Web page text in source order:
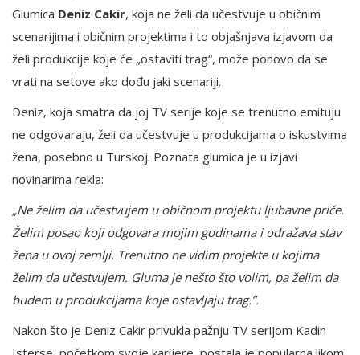
Glumica Deniz Cakir, koja ne želi da učestvuje u običnim
scenarijima i običnim projektima i to objašnjava izjavom da
želi produkcije koje će „ostaviti trag“, može ponovo da se
vrati na setove ako dođu jaki scenariji.
Deniz, koja smatra da joj TV serije koje se trenutno emituju
ne odgovaraju, želi da učestvuje u produkcijama o iskustvima
žena, posebno u Turskoj. Poznata glumica je u izjavi
novinarima rekla:
„Ne želim da učestvujem u običnom projektu ljubavne priče.
Želim posao koji odgovara mojim godinama i odražava stav
žena u ovoj zemlji. Trenutno ne vidim projekte u kojima
želim da učestvujem. Gluma je nešto što volim, pa želim da
budem u produkcijama koje ostavljaju trag.”.
Nakon što je Deniz Cakir privukla pažnju TV serijom Kadin